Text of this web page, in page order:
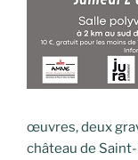
œuvres, deux
château de